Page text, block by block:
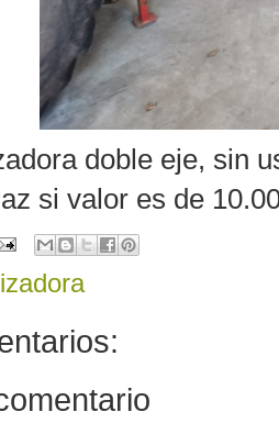
doble eje, sin
si valor es de